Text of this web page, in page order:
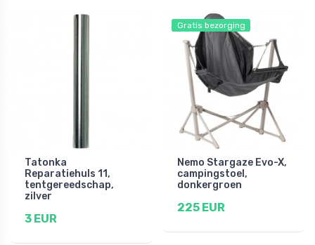
Tatonka
Reparatiehuls 11,
tentgereedschap,
zilver
3 EUR
Gratis bezorging
Nemo Stargaze Evo-X,
campingstoel,
donkergroen
225 EUR